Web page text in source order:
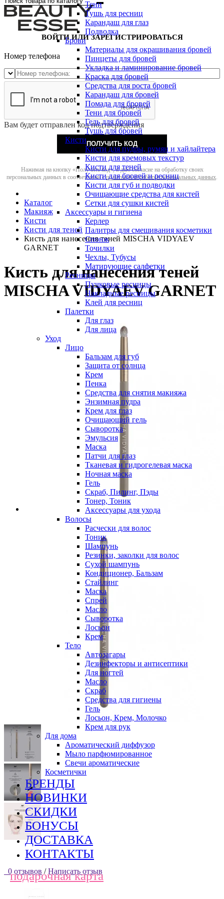
Тени
Тушь для ресниц
Карандаш для глаз
Подводка
Брови
Материалы для окрашивания бровей
Пинцеты для бровей
Укладка и ламинирование бровей
Краска для бровей
Средства для роста бровей
Карандаш для бровей
Помада для бровей
Тени для бровей
Гель для бровей
Тушь для бровей
Кисти
Кисти для пудры, румян и хайлайтера
Кисти для кремовых текстур
Кисти для теней
Кисти для бровей и ресниц
Кисти для губ и подводки
Очищающие средства для кистей
Сетки для сушки кистей
Аксессуары и гигиена
Керлер
Палитры для смешивания косметики
Спонж
Точилки
Чехлы, Тубусы
Матирующие салфетки
Ресницы
Пучковые ресницы
Накладные ресницы
Клей для ресниц
Палетки
Для глаз
Для лица
Уход
Лицо
Бальзам для губ
Защита от солнца
Крем
Пенка
Средства для снятия макияжа
Энзимная пудра
Крем для глаз
Очищающий гель
Сыворотка
Эмульсия
Маска
Патчи для глаз
Тканевая и гидрогелевая маска
Ночная маска
Гель
Скраб, Пилинг, Пэды
Тонер, Тоник
Аксессуары для ухода
Волосы
Расчески для волос
Тоник
Шампунь
Резинки, заколки для волос
Сухой шампунь
Кондиционер, Бальзам
Стайлинг
Маска
Спрей
Масло
Сыворотка
Лосьон
Крем
Тело
Автозагары
Дезинфекторы и антисептики
Для ногтей
Масло
Скраб
Средства для гигиены
Гель
Лосьон, Крем, Молочко
Крем для рук
Для дома
Ароматический диффузор
Мыло парфюмированное
Свечи ароматические
Косметички
БРЕНДЫ
НОВИНКИ
СКИДКИ
БОНУСЫ
ДОСТАВКА
КОНТАКТЫ
подарочная карта
ВОЙТИ ИЛИ ЗАРЕГИСТРИРОВАТЬСЯ
Номер телефона
Вам будет отправлен код подтверждения
ПОЛУЧИТЬ КОД
Нажимая на кнопку «Получить код», я даю согласие на обработку своих
персональных данных в соответствии сполитикой обработки персональных данных.
Каталог
Макияж
Кисти
Кисти для теней
Кисть для нанесения теней MISCHA VIDYAEV
GARNET
Кисть для нанесения теней
MISCHA VIDYAEV GARNET
0 отзывов / Написать отзыв